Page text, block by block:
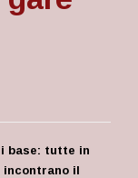
base: tutte in
incontrano il